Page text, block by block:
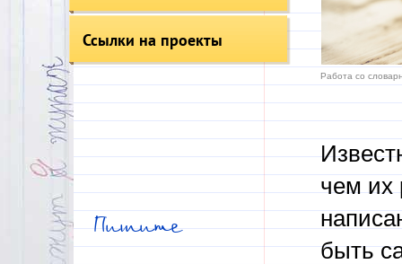
Ссылки на проекты
Пишите
Работа со
чем их
быть